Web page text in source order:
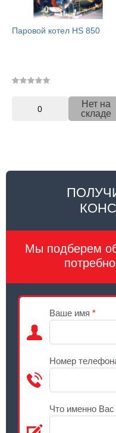
Паровой котел HS 850
0
Нет на
складе
Мы подберем
Ваше имя *
Номер
Что именно Вас